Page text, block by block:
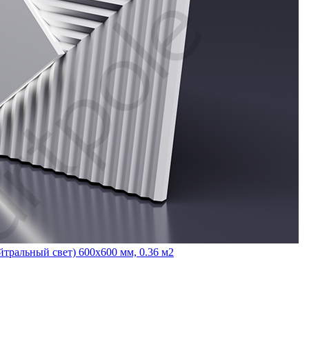
свет) 600x600 мм, 0.36 м2